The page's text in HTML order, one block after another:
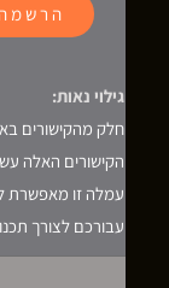
הרשמה
גילוי נאות:
חלק מהקישורים
הקישורים האלה
עמלה זו מאפשרת
עבורכם לצורך